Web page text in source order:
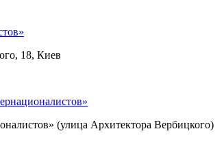
18, Киев
(улица Архитектора Вербицкого)